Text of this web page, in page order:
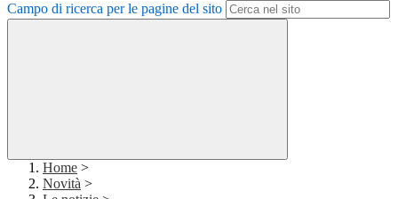
Campo di ricerca per le pagine del sito
Home >
Novità >